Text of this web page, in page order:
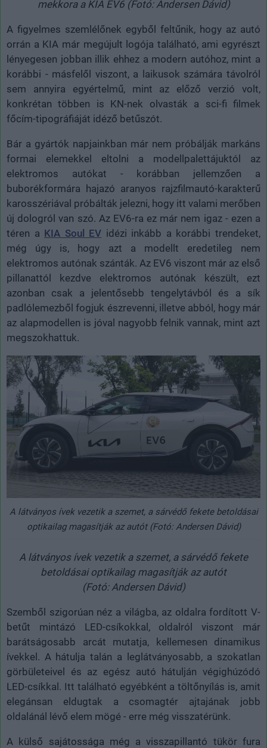
mekkora a KIA EV6 (Fotó: Andersen Dávid)
A figyelmes szemlélőnek egyből feltűnik, hogy az autó
orrán a KIA már megújult logója található, ami egyrészt
lényegesen jobban illik ehhez a modern autóhoz, mint a
korábbi - másfelől viszont, a laikusok számára távolról
sem annyira egyértelmű, mint az előző verzió volt,
konkrétan többen is KN-nek olvasták a sci-fi filmek
főcím-tipográfiáját idéző betűszót.
Bár a gyártók napjainkban már nem próbálják markáns
formai elemekkel eltolni a modellpalettájuktól az
elektromos autókat - korábban jellemzően a
buborékformára hajazó aranyos rajzfilmautó-karakterű
karosszériával próbálták jelezni, hogy itt valami merőben
új dologról van szó. Az EV6-ra ez már nem igaz - ezen a
téren a KIA Soul EV idézi inkább a korábbi trendeket,
még úgy is, hogy azt a modellt eredetileg nem
elektromos autónak szánták. Az EV6 viszont már az első
pillanattól kezdve elektromos autónak készült, ezt
azonban csak a jelentősebb tengelytávból és a sík
padlólemezből fogjuk észrevenni, illetve abból, hogy már
az alapmodellen is jóval nagyobb felnik vannak, mint azt
megszokhattuk.
A látványos ívek vezetik a szemet, a sárvédő fekete betoldásai
optikailag magasítják az autót (Fotó: Andersen Dávid)
A látványos ívek vezetik a szemet, a sárvédő fekete
betoldásai optikailag magasítják az autót
(Fotó: Andersen Dávid)
Szemből szigorúan néz a világba, az oldalra fordított V-
betűt mintázó LED-csíkokkal, oldalról viszont már
barátságosabb arcát mutatja, kellemesen dinamikus
ívekkel. A hátulja talán a leglátványosabb, a szokatlan
görbületeivel és az egész autó hátulján végighúzódó
LED-csíkkal. Itt található egyébként a töltőnyílás is, amit
elegánsan eldugtak a csomagtér ajtajának jobb
oldalánál lévő elem mögé - erre még visszatérünk.
A külső sajátossága még a visszapillantó tükör fura